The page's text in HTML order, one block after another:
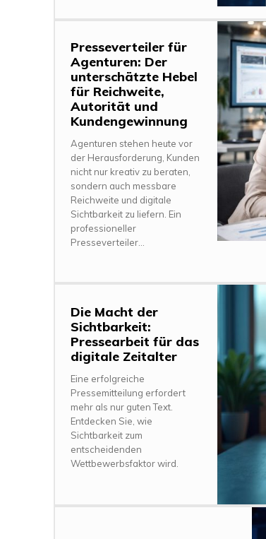
Presseverteiler für
Agenturen: Der
unterschätzte Hebel
für Reichweite,
Autorität und
Kundengewinnung
Agenturen stehen heute vor
der Herausforderung, Kunden
nicht nur kreativ zu beraten,
sondern auch messbare
Reichweite und digitale
Sichtbarkeit zu liefern. Ein
professioneller
Presseverteiler...
Die Macht der
Sichtbarkeit:
Pressearbeit für das
digitale Zeitalter
Eine erfolgreiche
Pressemitteilung erfordert
mehr als nur guten Text.
Entdecken Sie, wie
Sichtbarkeit zum
entscheidenden
Wettbewerbsfaktor wird.